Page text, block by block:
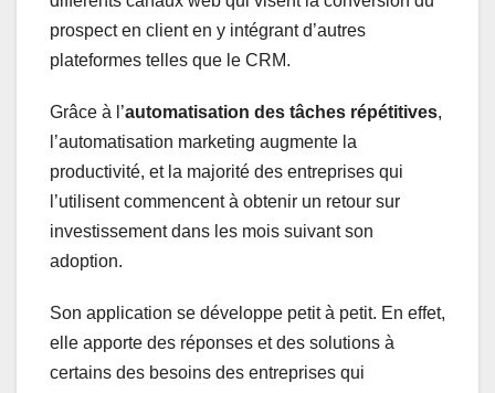
prospect en client en y intégrant d’autres
plateformes telles que le CRM.
Grâce à l’automatisation des tâches répétitives,
l’automatisation marketing augmente la
productivité, et la majorité des entreprises qui
l’utilisent commencent à obtenir un retour sur
investissement dans les mois suivant son
adoption.
Son application se développe petit à petit. En effet,
elle apporte des réponses et des solutions à
certains des besoins des entreprises qui